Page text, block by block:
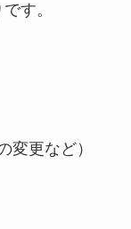
す。
変更など）